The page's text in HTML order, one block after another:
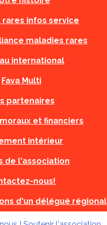
rares infos service
maladies rares
international
Fava Multi
partenaires
et financiers
intérieur
de l'association
nous!
d'un délégué régional